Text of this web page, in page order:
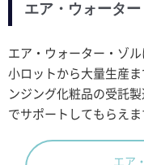
エア・ウォータ
エア・ウォーター・ゾル
小ロットから大量生産
ンジング化粧品の受託
でサポートしてもらえま
エア